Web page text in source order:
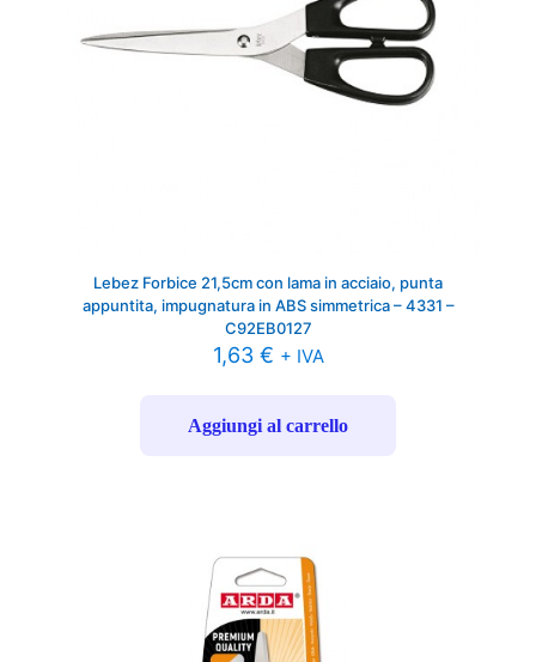
Lebez Forbice 21,5cm con lama in acciaio, punta
appuntita, impugnatura in ABS simmetrica – 4331 –
C92EB0127
1,63 € + IVA
Aggiungi al carrello